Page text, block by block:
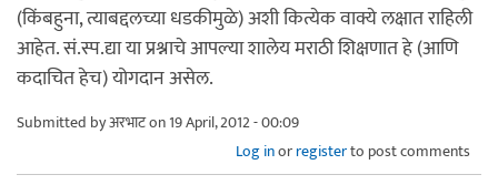
(किंबहुना, त्याबद्दलच्या धडकीमुळे) अशी कित्येक वाक्ये लक्षात राहिली
आहेत. सं.स्प.द्या या प्रश्नाचे आपल्या शालेय मराठी शिक्षणात हे (आणि
कदाचित हेच) योगदान असेल.
Submitted byअरभाटon 19 April, 2012 - 00:09
Log inorregisterto post comments